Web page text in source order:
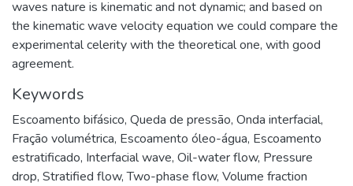
waves nature is kinematic and not dynamic; and based on
the kinematic wave velocity equation we could compare the
experimental celerity with the theoretical one, with good
agreement.
Keywords
Escoamento bifásico, Queda de pressão, Onda interfacial,
Fração volumétrica, Escoamento óleo-água, Escoamento
estratificado, Interfacial wave, Oil-water flow, Pressure
drop, Stratified flow,Two-phase flow, Volume fraction